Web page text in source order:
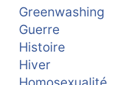
Greenwashing
Guerre
Histoire
Hiver